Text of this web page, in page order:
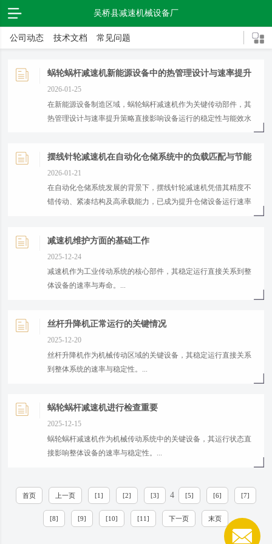
吴桥县减速机械设备厂
公司动态 技术文档 常见问题
蜗轮蜗杆减速机新能源设备中的热管理设计与速率提升
策略
2026-01-25
​在新能源设备制造区域，蜗轮蜗杆减速机作为关键传动部件，其
热管理设计与速率提升策略直接影响设备运行的稳定性与能效水
摆线针轮减速机在自动化仓储系统中的负载匹配与节能
2026-01-21
​在自动化仓储系统发展的背景下，摆线针轮减速机凭借其精度不
错传动、紧凑结构及高承载能力，已成为提升仓储设备运行速率
减速机维护方面的基础工作
2025-12-24
​减速机作为工业传动系统的核心部件，其稳定运行直接关系到整
体设备的速率与寿命。...
丝杆升降机正常运行的关键情况
2025-12-20
​丝杆升降机作为机械传动区域的关键设备，其稳定运行直接关系
到整体系统的速率与稳定性。...
蜗轮蜗杆减速机进行检查重要
2025-12-15
​蜗轮蜗杆减速机作为机械传动系统中的关键设备，其运行状态直
接影响整体设备的速率与稳定性。...
首页 上一页 [1] [2] [3] 4 [5] [6] [7]
[8] [9] [10] [11] 下一页 末页